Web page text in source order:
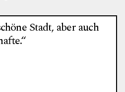
Stadt, aber auch